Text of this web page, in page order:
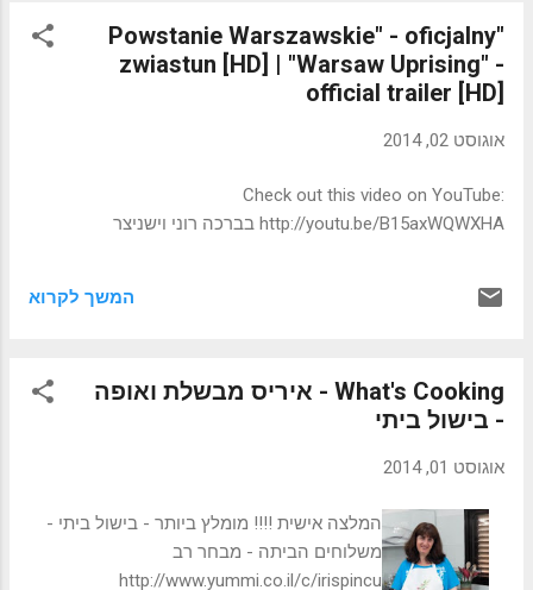
"Powstanie Warszawskie" - oficjalny
zwiastun [HD] | "Warsaw Uprising" -
official trailer [HD]
אוגוסט 02, 2014
Check out this video on YouTube:
http://youtu.be/B15axWQWXHA בברכה רוני וישניצר
המשך לקרוא
What's Cooking - איריס מבשלת ואופה
- בישול ביתי
אוגוסט 01, 2014
המלצה אישית !!!! מומלץ ביותר - בישול ביתי -
משלוחים הביתה - מבחר רב
http://www.yummi.co.il/c/irispincu